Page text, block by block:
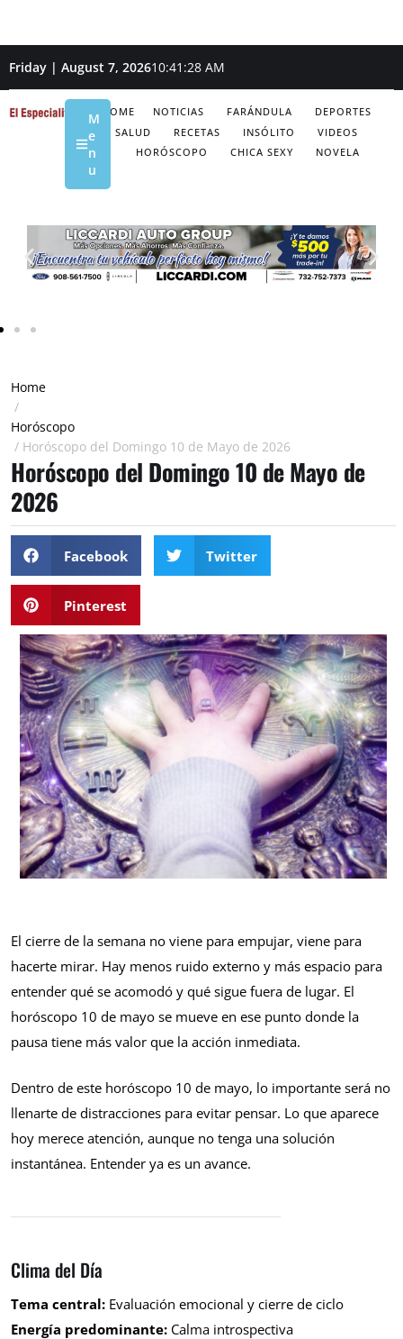
Friday | August 7, 202610:41:30 AM
HOME NOTICIAS FARÁNDULA
DEPORTES
SALUD
RECETAS INSÓLITO
VIDEOS
HORÓSCOPO
CHICA SEXY NOVELA
M
e
n
u
Home
/
Horóscopo
/ Horóscopo del Domingo 10 de Mayo de 2026
Horóscopo del Domingo 10 de Mayo de
2026
Facebook Twitter
Pinterest
El cierre de la semana no viene para empujar, viene para
hacerte mirar. Hay menos ruido externo y más espacio para
entender qué se acomodó y qué sigue fuera de lugar. El
horóscopo 10 de mayo se mueve en ese punto donde la
pausa tiene más valor que la acción inmediata.
Dentro de este horóscopo 10 de mayo, lo importante será no
llenarte de distracciones para evitar pensar. Lo que aparece
hoy merece atención, aunque no tenga una solución
instantánea. Entender ya es un avance.
Clima del Día
Tema central: Evaluación emocional y cierre de ciclo
Energía predominante: Calma introspectiva